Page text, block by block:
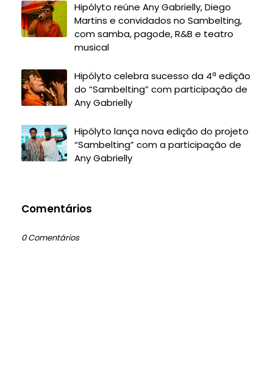
Hipólyto reúne Any Gabrielly, Diego
Martins e convidados no Sambelting,
com samba, pagode, R&B e teatro
musical
Hipólyto celebra sucesso da 4ª edição
do “Sambelting” com participação de
Any Gabrielly
Hipólyto lança nova edição do projeto
“Sambelting” com a participação de
Any Gabrielly
Comentários
0 Comentários